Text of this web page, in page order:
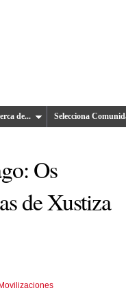
de... Selecciona
Os
de Xustiza